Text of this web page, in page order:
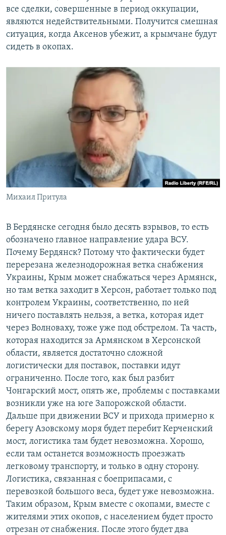
все сделки, совершенные в период оккупации,
являются недействительными. Получится смешная
ситуация, когда Аксенов убежит, а крымчане будут
сидеть в окопах.
Михаил Притула
В Бердянске сегодня было десять взрывов, то есть
обозначено главное направление удара ВСУ.
Почему Бердянск? Потому что фактически будет
перерезана железнодорожная ветка снабжения
Украины, Крым может снабжаться через Армянск,
но там ветка заходит в Херсон, работает только под
контролем Украины, соответственно, по ней
ничего поставлять нельзя, а ветка, которая идет
через Волноваху, тоже уже под обстрелом. Та часть,
которая находится за Армянском в Херсонской
области, является достаточно сложной
логистически для поставок, поставки идут
ограниченно. После того, как был разбит
Чонгарский мост, опять же, проблемы с поставками
возникли уже на юге Запорожской области.
Дальше при движении ВСУ и прихода примерно к
берегу Азовскому моря будет перебит Керченский
мост, логистика там будет невозможна. Хорошо,
если там останется возможность проезжать
легковому транспорту, и только в одну сторону.
Логистика, связанная с боеприпасами, с
перевозкой большого веса, будет уже невозможна.
Таким образом, Крым вместе с окопами, вместе с
жителями этих окопов, с населением будет просто
отрезан от снабжения. После этого будет два